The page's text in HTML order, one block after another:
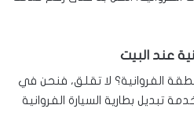
عند البيت
الفروانية؟ لا تقلق، فنحن في
تبديل بطارية السيارة الفروانية